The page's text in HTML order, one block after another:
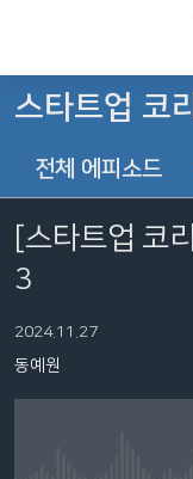
가
크
인
로
한반도
세계
라디오
주파수 안내
스타트업 코
전체 에피소드
[스타트업 코
3
2024.11.27
동예원